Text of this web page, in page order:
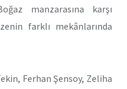
manzarasına karşı
farklı mekânlarında
Ferhan Şensoy, Zeliha